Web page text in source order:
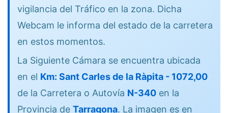
vigilancia del Tráfico en la zona. Dicha
Webcam le informa del estado de la carretera
en estos momentos.
La Siguiente Cámara se encuentra ubicada
en el Km: Sant Carles de la Ràpita - 1072,00
de la Carretera o Autovía N-340 en la
Provincia de Tarragona. La imagen es en